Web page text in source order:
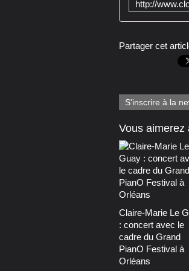
Partager cet
S'inscrire à la
Vous aimerez
Claire-Marie Le
: concert avec le
cadre du Grand
PianO Festival à
Orléans